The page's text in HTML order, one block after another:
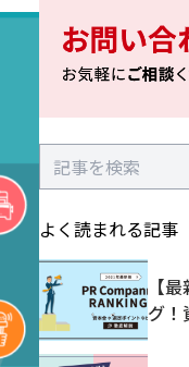
よく読まれる記事
【
グ！